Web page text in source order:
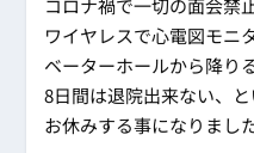
コロナ禍で一切の面会禁
ワイヤレスで心電図モニ
ベーターホールから降り
8日間は退院出来ない、
お休みする事になりました